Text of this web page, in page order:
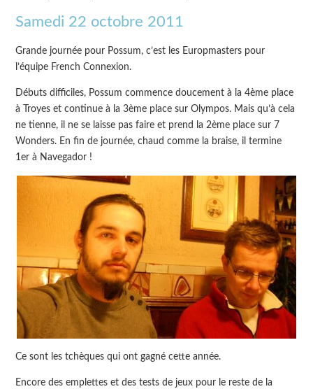
Samedi 22 octobre 2011
Grande journée pour Possum, c’est les Europmasters pour
l’équipe French Connexion.
Débuts difficiles, Possum commence doucement à la 4ème place
à Troyes et continue à la 3ème place sur Olympos. Mais qu’à cela
ne tienne, il ne se laisse pas faire et prend la 2ème place sur 7
Wonders. En fin de journée, chaud comme la braise, il termine
1er à Navegador !
Ce sont les tchèques qui ont gagné cette année.
Encore des emplettes et des tests de jeux pour le reste de la